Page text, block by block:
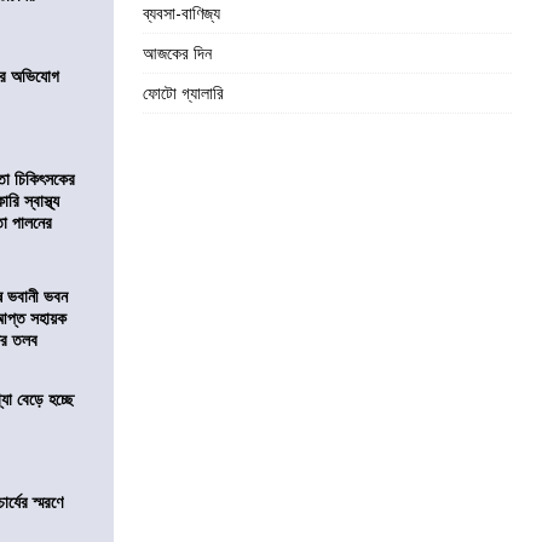
অভিযোগ
চিকিৎসকের
স্বাস্থ্য
পালনের
ভবানী ভবন
সহায়ক
তলব
বেড়ে হচ্ছে
স্মরণে
ব্যবসা-বাণিজ্য
আজকের দিন
ফোটো গ্যালারি